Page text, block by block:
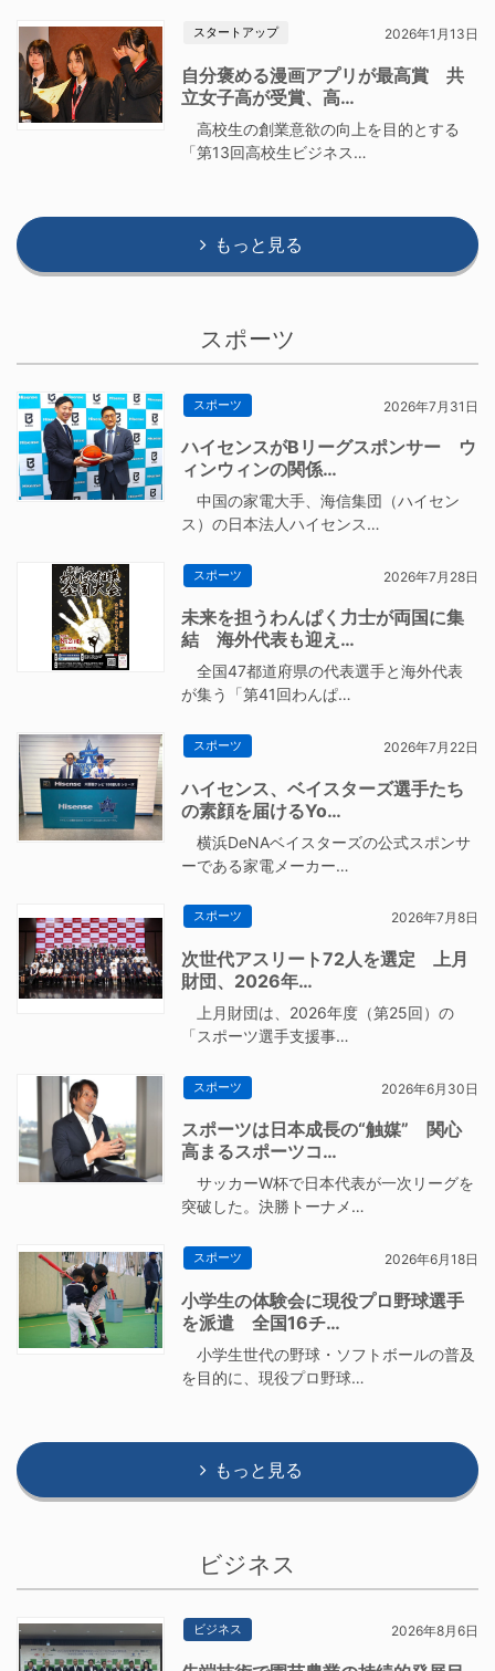
スタートアップ 2026年1月13日
自分褒める漫画アプリが最高賞 共
立女子高が受賞、高…
高校生の創業意欲の向上を目的とする
「第13回高校生ビジネス…
もっと見る
スポーツ
スポーツ 2026年7月31日
ハイセンスがBリーグスポンサー ウ
ィンウィンの関係…
中国の家電大手、海信集団（ハイセン
ス）の日本法人ハイセンス…
スポーツ 2026年7月28日
未来を担うわんぱく力士が両国に集
結 海外代表も迎え…
全国47都道府県の代表選手と海外代表
が集う「第41回わんぱ…
スポーツ 2026年7月22日
ハイセンス、ベイスターズ選手たち
の素顔を届けるYo…
横浜DeNAベイスターズの公式スポンサ
ーである家電メーカー…
スポーツ 2026年7月8日
次世代アスリート72人を選定 上月
財団、2026年…
上月財団は、2026年度（第25回）の
「スポーツ選手支援事…
スポーツ 2026年6月30日
スポーツは日本成長の“触媒” 関心
高まるスポーツコ…
サッカーW杯で日本代表が一次リーグを
突破した。決勝トーナメ…
スポーツ 2026年6月18日
小学生の体験会に現役プロ野球選手
を派遣 全国16チ…
小学生世代の野球・ソフトボールの普及
を目的に、現役プロ野球…
もっと見る
ビジネス
ビジネス 2026年8月6日